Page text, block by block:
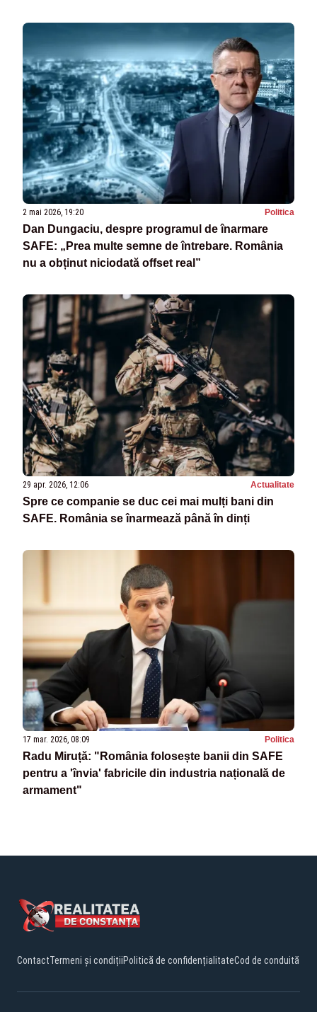
2 mai 2026, 19:20 Politica
Dan Dungaciu, despre programul de înarmare
SAFE: „Prea multe semne de întrebare. România
nu a obținut niciodată offset real”
29 apr. 2026, 12:06 Actualitate
Spre ce companie se duc cei mai mulți bani din
SAFE. România se înarmează până în dinți
17 mar. 2026, 08:09 Politica
Radu Miruță: "România folosește banii din SAFE
pentru a 'învia' fabricile din industria națională de
armament"
ContactTermeni și condițiiPolitică de confidențialitateCod de conduită